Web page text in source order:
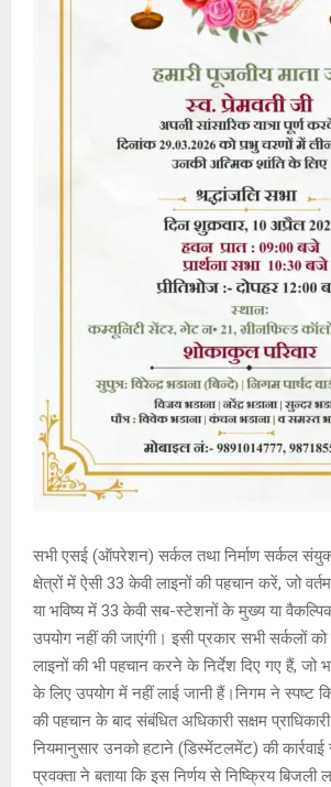
सभी एसई (ऑपरेशन) सर्कल तथा निर्माण सर्कल
क्षेत्रों में ऐसी 33 केवी लाइनों की पहचान करें, जो
या भविष्य में 33 केवी सब-स्टेशनों के मुख्य या
उपयोग नहीं की जाएंगी। इसी प्रकार सभी सर्कलों
लाइनों की भी पहचान करने के निर्देश दिए गए हैं, जो
के लिए उपयोग में नहीं लाई जानी हैं।निगम ने स्पष्ट
की पहचान के बाद संबंधित अधिकारी सक्षम
नियमानुसार उनको हटाने (डिस्मेंटलमेंट) की
प्रवक्ता ने बताया कि इस निर्णय से निष्क्रिय बिजली